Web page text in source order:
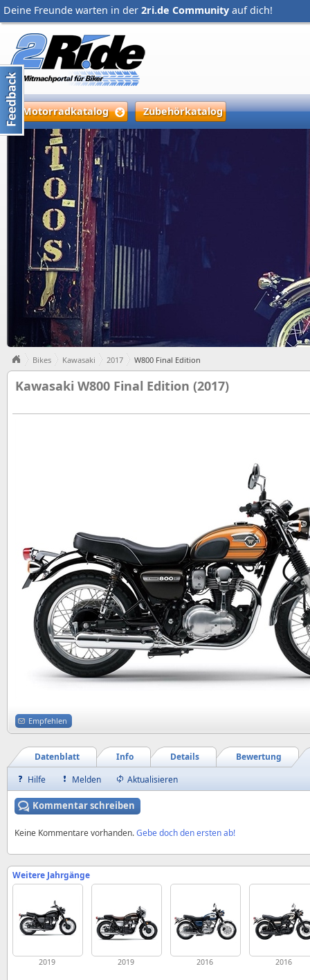
Deine Freunde warten in der 2ri.de Community auf dich!
Motorradkatalog Zubehörkatalog
Bikes Kawasaki 2017 W800 Final Edition
Kawasaki W800 Final Edition (2017)
Empfehlen
Bewertung
Details
Info
Datenblatt
Hilfe
Melden Aktualisieren
Kommentar schreiben
Keine Kommentare vorhanden.Gebe doch den ersten ab!
Weitere Jahrgänge
2019 2019 2016 2016